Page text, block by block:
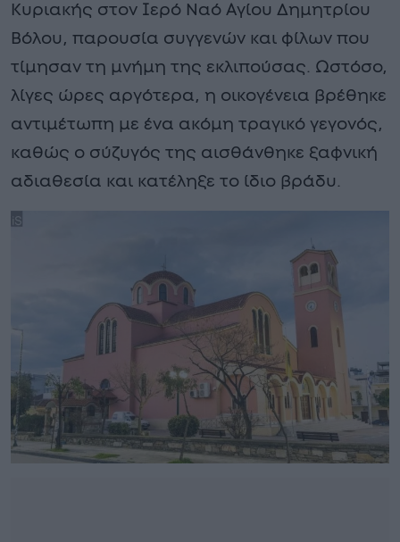
Κυριακής στον Ιερό Ναό Αγίου Δημητρίου
Βόλου, παρουσία συγγενών και φίλων που
τίμησαν τη μνήμη της εκλιπούσας. Ωστόσο,
λίγες ώρες αργότερα, η οικογένεια βρέθηκε
αντιμέτωπη με ένα ακόμη τραγικό γεγονός,
καθώς ο σύζυγός της αισθάνθηκε ξαφνική
αδιαθεσία και κατέληξε το ίδιο βράδυ.